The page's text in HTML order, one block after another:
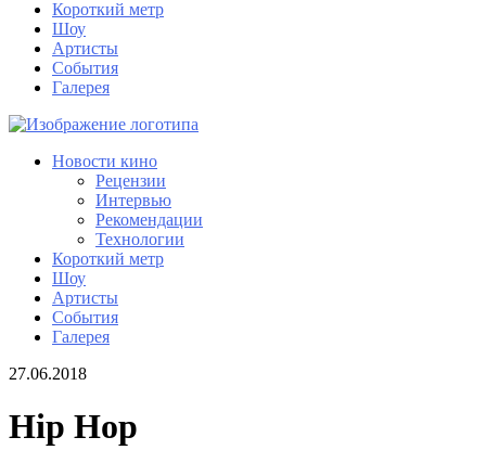
Короткий метр
Шоу
Артисты
События
Галерея
Новости кино
Рецензии
Интервью
Рекомендации
Технологии
Короткий метр
Шоу
Артисты
События
Галерея
27.06.2018
Hip Hop